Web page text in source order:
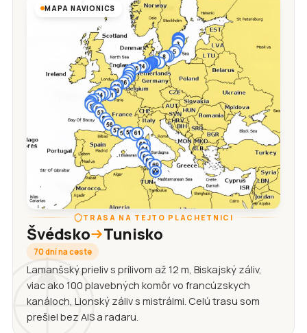
MAPA NAVIONICS
TRASA NA TEJTO PLACHETNICI
Švédsko Tunisko
70 dní na ceste
Lamanšský prieliv s prílivom až 12 m, Biskajský záliv,
viac ako 100 plavebných komôr vo francúzskych
kanáloch, Lionský záliv s mistrálmi. Celú trasu som
prešiel bez AIS a radaru.